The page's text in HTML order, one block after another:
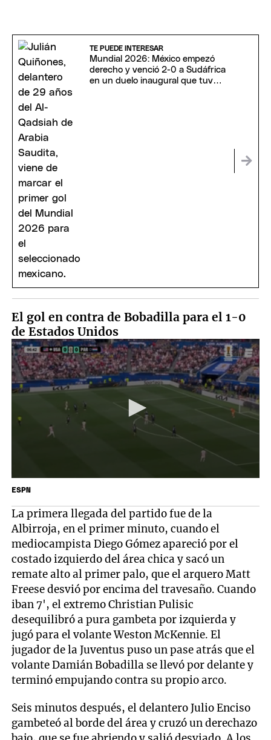
TE PUEDE INTERESAR
Mundial 2026: México empezó
derecho y venció 2-0 a Sudáfrica
en un duelo inaugural que tuvo
El gol en contra de Bobadilla para el 1-0
de Estados Unidos
ESPN
La primera llegada del partido fue de la
Albirroja, en el primer minuto, cuando el
mediocampista Diego Gómez apareció por el
costado izquierdo del área chica y sacó un
remate alto al primer palo, que el arquero Matt
Freese desvió por encima del travesaño. Cuando
iban 7', el extremo Christian Pulisic
desequilibró a pura gambeta por izquierda y
jugó para el volante Weston McKennie. El
jugador de la Juventus puso un pase atrás que el
volante Damián Bobadilla se llevó por delante y
terminó empujando contra su propio arco.
Seis minutos después, el delantero Julio Enciso
gambeteó al borde del área y cruzó un derechazo